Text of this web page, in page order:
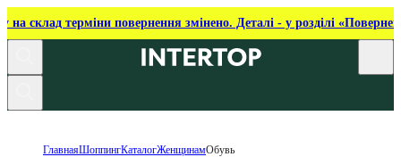
на склад терміни повернення змінено. Деталі - у розділі
ГлавнаяШоппингКаталогЖенщинамОбувь